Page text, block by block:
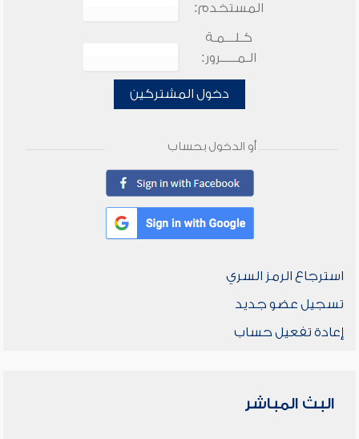
المستخدم:
كـلـــمـة
الـمـــــرور:
دخول المشتركين
أو الدخول بحساب
استرجاع الرمز السري
تسجيل عضو جديد
إعادة تفعيل حساب
البث المباشر